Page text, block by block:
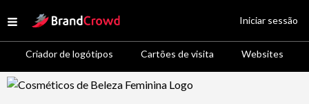
Open menu
Site Logo
Criador de logótipos Cartões de visita Websites
Iniciar sessão
Logo Template Preview